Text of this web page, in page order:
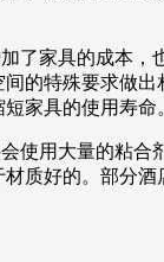
了家具的成本
的特殊要求做
家具的使用寿命
使用大量的粘合
质好的。部分酒